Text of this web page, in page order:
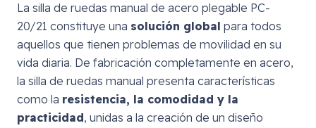
La silla de ruedas manual de acero plegable PC-
20/21 constituye una solución global para todos
aquellos que tienen problemas de movilidad en su
vida diaria. De fabricación completamente en acero,
la silla de ruedas manual presenta características
como la resistencia, la comodidad y la
practicidad, unidas a la creación de un diseño